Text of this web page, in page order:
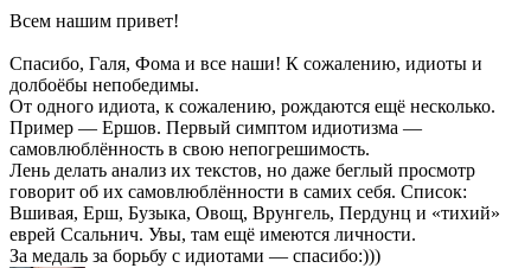
Всем нашим привет!
Спасибо, Галя, Фома и все наши! К сожалению, идиоты и
долбоёбы непобедимы.
От одного идиота, к сожалению, рождаются ещё несколько.
Пример — Ершов. Первый симптом идиотизма —
самовлюблённость в свою непогрешимость.
Лень делать анализ их текстов, но даже беглый просмотр
говорит об их самовлюблённости в самих себя. Список:
Вшивая, Ерш, Бузыка, Овощ, Врунгель, Пердунц и «тихий»
еврей Ссальнич. Увы, там ещё имеются личности.
За медаль за борьбу с идиотами — спасибо:)))